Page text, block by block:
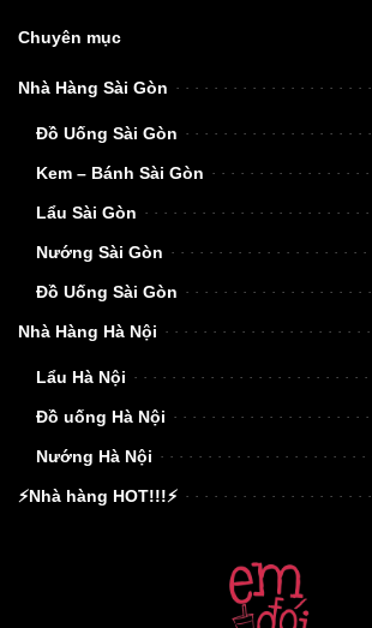
Chuyên mục
Nhà Hàng Sài Gòn
Đồ Uống Sài Gòn
Kem – Bánh Sài Gòn
Lẩu Sài Gòn
Nướng Sài Gòn
Đồ Uống Sài Gòn
Nhà Hàng Hà Nội
Lẩu Hà Nội
Đồ uống Hà Nội
Nướng Hà Nội
⚡Nhà hàng HOT!!!⚡